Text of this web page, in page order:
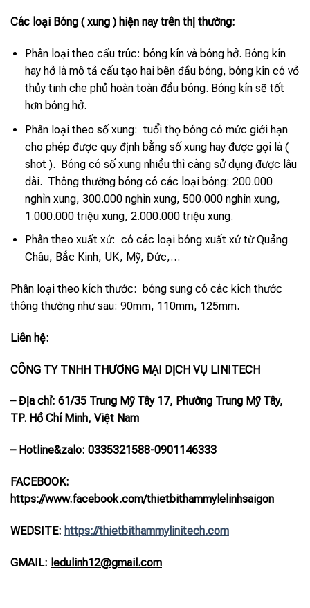
Các loại Bóng ( xung ) hiện nay trên thị thường:
Phân loại theo cấu trúc: bóng kín và bóng hở. Bóng kín
hay hở là mô tả cấu tạo hai bên đầu bóng, bóng kín có vỏ
thủy tinh che phủ hoàn toàn đầu bóng. Bóng kín sẽ tốt
hơn bóng hở.
Phân loại theo số xung: tuổi thọ bóng có mức giới hạn
cho phép được quy định bằng số xung hay được gọi là (
shot ). Bóng có số xung nhiều thì càng sử dụng được lâu
dài. Thông thường bóng có các loại bóng: 200.000
nghìn xung, 300.000 nghìn xung, 500.000 nghìn xung,
1.000.000 triệu xung, 2.000.000 triệu xung.
Phân theo xuất xứ: có các loại bóng xuất xứ từ Quảng
Châu, Bắc Kinh, UK, Mỹ, Đức,…
Phân loại theo kích thước: bóng sung có các kích thước
thông thường như sau: 90mm, 110mm, 125mm.
Liên hệ:
CÔNG TY TNHH THƯƠNG MẠI DỊCH VỤ LINITECH
– Địa chỉ: 61/35 Trung Mỹ Tây 17, Phường Trung Mỹ Tây,
TP. Hồ Chí Minh, Việt Nam
– Hotline&zalo: 0335321588-0901146333
FACEBOOK:
https://www.facebook.com/thietbithammylelinhsaigon
WEDSITE: https://thietbithammylinitech.com
GMAIL: ledulinh12@gmail.com